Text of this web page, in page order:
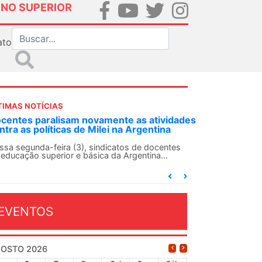
SUPERIOR
NOTÍCIAS
SN convoca docentes para Dia de
Internacionalista com Cuba em
de agosto
SN conclama suas seções sindicais e o